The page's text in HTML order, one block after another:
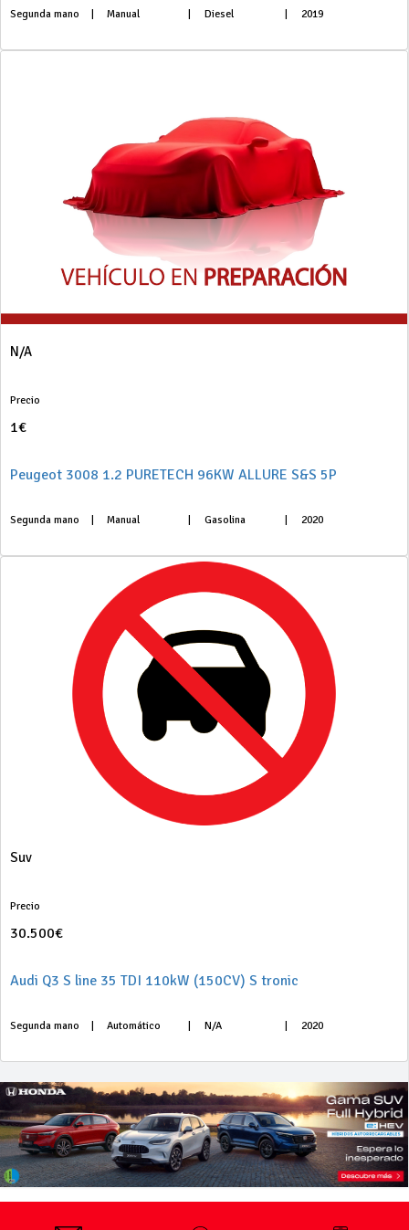
Segunda mano Manual Diesel 2019
N/A
Precio
1€
Peugeot 3008 1.2 PURETECH 96KW ALLURE S&S 5P
Segunda mano Manual Gasolina 2020
Suv
Precio
30.500€
Audi Q3 S line 35 TDI 110kW (150CV) S tronic
Segunda mano Automático N/A 2020